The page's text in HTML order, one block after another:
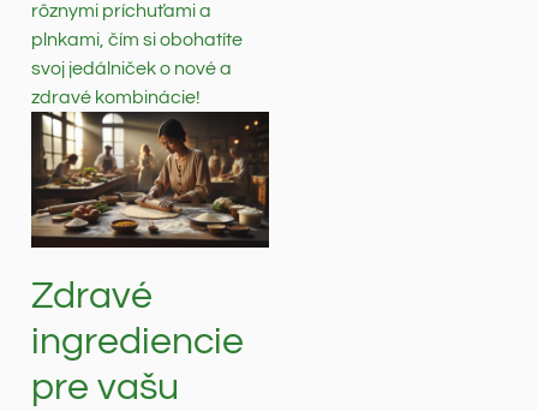
rôznymi príchuťami a
plnkami, čím si obohatíte
svoj jedálniček o nové a
zdravé kombinácie!
Zdravé
ingrediencie
pre vašu